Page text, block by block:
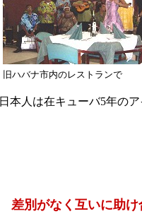
旧ハバナ市内のレストランで
日本人は在キューバ5年の
差別がなく互いに助け